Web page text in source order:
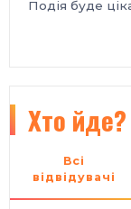
Подія буде
* QA які
життя.
*Початок з
* Вартість
Хто йде?
Всі
відвідувачі